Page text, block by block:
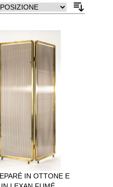
IN OTTONE E